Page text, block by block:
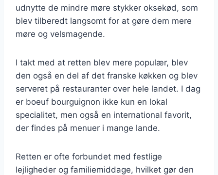
udnytte de mindre møre stykker oksekød, som
blev tilberedt langsomt for at gøre dem mere
møre og velsmagende.
I takt med at retten blev mere populær, blev
den også en del af det franske køkken og blev
serveret på restauranter over hele landet. I dag
er boeuf bourguignon ikke kun en lokal
specialitet, men også en international favorit,
der findes på menuer i mange lande.
Retten er ofte forbundet med festlige
lejligheder og familiemiddage, hvilket gør den